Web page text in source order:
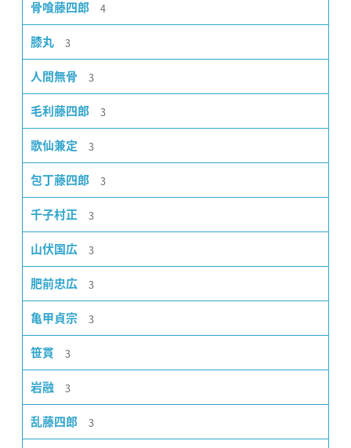
骨喰藤四郎 4
膝丸 3
人間無骨 3
毛利藤四郎 3
歌仙兼定 3
包丁藤四郎 3
千子村正 3
山伏国広 3
肥前忠広 3
亀甲貞宗 3
笹貫 3
岩融 3
乱藤四郎 3